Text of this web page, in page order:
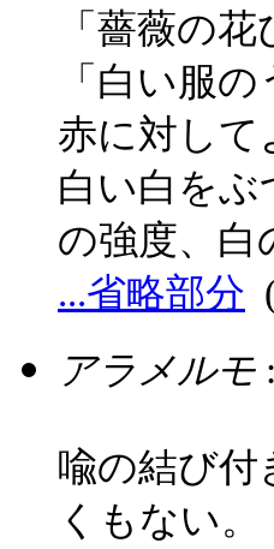
「薔薇の
「白い服
赤に対して
白い白を
の強度、白
...省略部分
アラメルモ :
喩の結び付
くもない。